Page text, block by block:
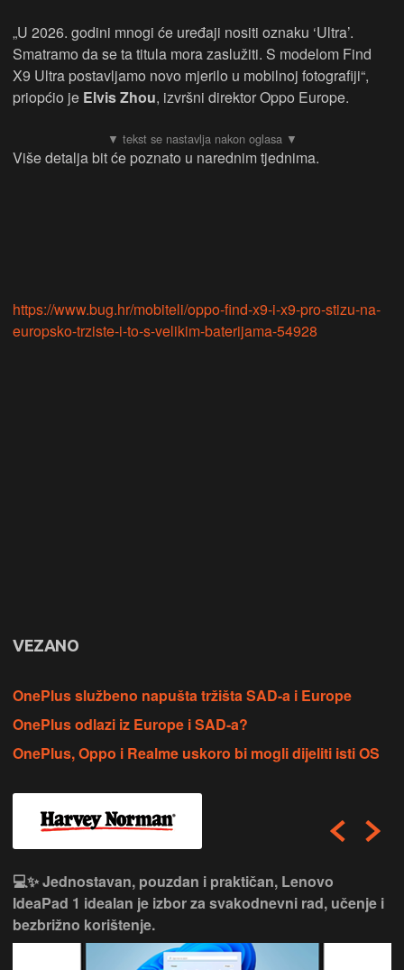
„U 2026. godini mnogi će uređaji nositi oznaku ‘Ultra’.
Smatramo da se ta titula mora zaslužiti. S modelom Find
X9 Ultra postavljamo novo mjerilo u mobilnoj fotografiji“,
priopćio je Elvis Zhou, izvršni direktor Oppo Europe.
Više detalja bit će poznato u narednim tjednima.
https://www.bug.hr/mobiteli/oppo-find-x9-i-x9-pro-stizu-na-
europsko-trziste-i-to-s-velikim-baterijama-54928
VEZANO
OnePlus službeno napušta tržišta SAD-a i Europe
OnePlus odlazi iz Europe i SAD-a?
OnePlus, Oppo i Realme uskoro bi mogli dijeliti isti OS
💻✨ Jednostavan, pouzdan i praktičan, Lenovo
IdeaPad 1 idealan je izbor za svakodnevni rad, učenje i
bezbrižno korištenje.